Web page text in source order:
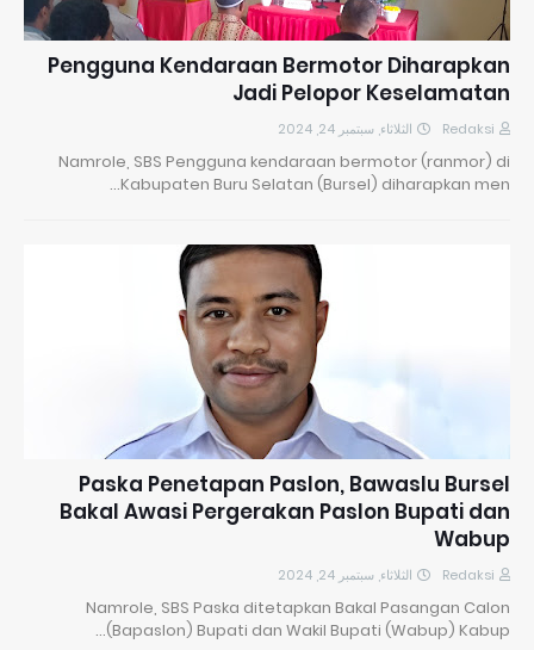
Pengguna Kendaraan Bermotor Diharapkan
Jadi Pelopor Keselamatan
Redaksi الثلاثاء, سبتمبر 24, 2024
Namrole, SBS Pengguna kendaraan bermotor (ranmor) di
Kabupaten Buru Selatan (Bursel) diharapkan men…
Paska Penetapan Paslon, Bawaslu Bursel
Bakal Awasi Pergerakan Paslon Bupati dan
Wabup
Redaksi الثلاثاء, سبتمبر 24, 2024
Namrole, SBS Paska ditetapkan Bakal Pasangan Calon
(Bapaslon) Bupati dan Wakil Bupati (Wabup) Kabup…